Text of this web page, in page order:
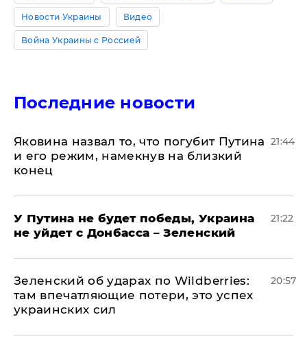
Новости Украины Видео
Война Украины с Россией
Последние новости
Яковина назвал то, что погубит Путина
и его режим, намекнув на близкий
конец
21:44
У Путина не будет победы, Украина
не уйдет с Донбасса – Зеленский
21:22
Зеленский об ударах по Wildberries:
там впечатляющие потери, это успех
украинских сил
20:57